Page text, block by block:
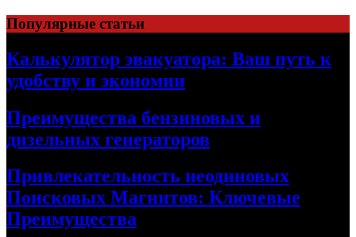
Skip
to
content
Популярные статьи
Калькулятор эвакуатора: Ваш путь к
удобству и экономии
Преимущества бензиновых и
дизельных генераторов
Привлекательность неодиновых
Поисковых Магнитов: Ключевые
Преимущества